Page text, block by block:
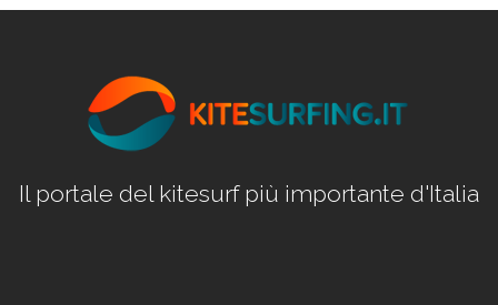
Il portale del kitesurf più importante d'Italia